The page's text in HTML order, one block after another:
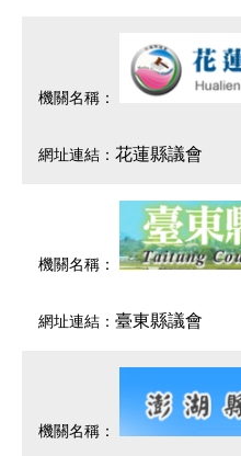
花蓮縣議會
臺東縣議會